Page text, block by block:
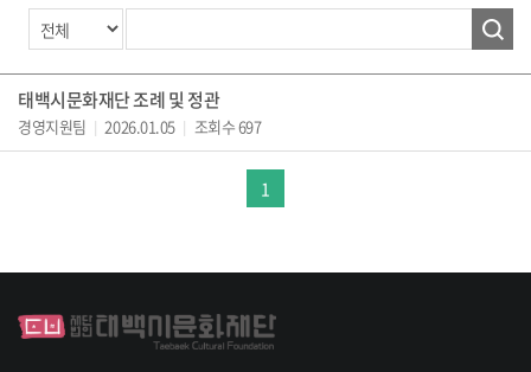
태백시문화재단 조례 및 정관
경영지원팀 2026.01.05 조회수 697
1